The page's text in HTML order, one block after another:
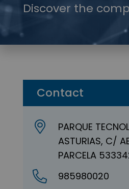
Discover the
Contact
PARQUE
ASTURIAS, C/
PARCELA
985980020